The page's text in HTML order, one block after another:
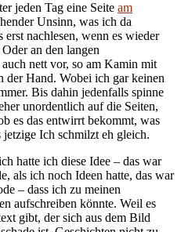
jeden Tag eine Seite am
Unsinn, was ich da
erst nachlesen, wenn es wieder
an den langen
nett vor, so am Kamin mit
der Hand. Wobei ich gar keinen
Bis dahin jedenfalls spinne
unordentlich auf die Seiten,
es das entwirrt bekommt, was
jetzige Ich schmilzt eh gleich.
hatte ich diese Idee – das war
als ich noch Ideen hatte, das war
– dass ich zu meinen
aufschreiben könnte. Weil es
gibt, der sich aus dem Bild